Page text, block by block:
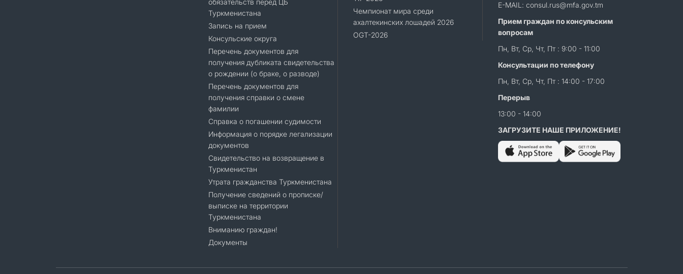
обязательств перед ЦБ
Туркменистана
Запись на прием
Консульские округа
Перечень документов для
получения дубликата свидетельства
о рождении (о браке, о разводе)
Перечень документов для
получения справки о смене
фамилии
Справка о погашении судимости
Информация о порядке легализации
документов
Cвидетельство на возвращение в
Туркменистан
Утрата гражданства Туркменистана
Получение сведений о прописке/
выписке на территории
Туркменистана
Вниманию граждан!
Документы
Чемпионат мира среди
ахалтекинских лошадей 2026
OGT-2026
E-MAIL: consul.rus@mfa.gov.tm
Прием граждан по консульским
вопросам
Пн, Вт, Ср, Чт, Пт : 9:00 - 11:00
Консультации по телефону
Пн, Вт, Ср, Чт, Пт : 14:00 - 17:00
Перерыв
13:00 - 14:00
ЗАГРУЗИТЕ НАШЕ ПРИЛОЖЕНИЕ!